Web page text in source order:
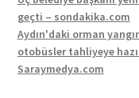
geçti – sondakika.com
Aydın'daki orman
otobüsler tahliyeye
Saraymedya.com